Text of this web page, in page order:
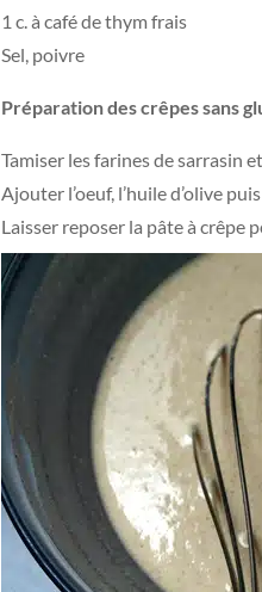
1 c. à café de thym frais
Sel, poivre
Préparation des crêpes sans
Tamiser les farines de sarrasin
Ajouter l’oeuf, l’huile d’olive
Laisser reposer la pâte à crêpe